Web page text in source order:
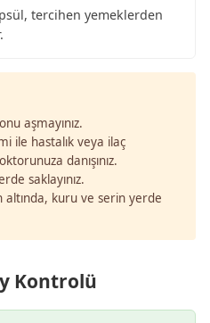
tercihen yemeklerden
aşmayınız.
ile hastalık veya ilaç
danışınız.
saklayınız.
altında, kuru ve serin yerde
Kontrolü